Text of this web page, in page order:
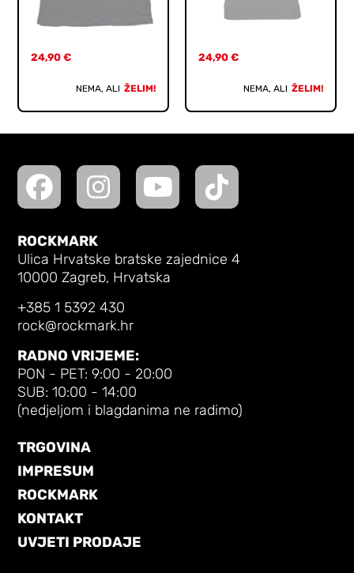
24,90€
NEMA, ALI ŽELIM!
24,90 €
NEMA, ALI ŽELIM!
ROCKMARK
Ulica Hrvatske bratske zajednice 4
10000 Zagreb, Hrvatska
+385 1 5392 430
rock@rockmark.hr
RADNO VRIJEME:
PON - PET: 9:00 - 20:00
SUB: 10:00 - 14:00
(nedjeljom i blagdanima ne radimo)
TRGOVINA
IMPRESUM
ROCKMARK
KONTAKT
UVJETI PRODAJE